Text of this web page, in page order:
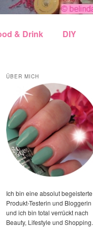
& Drink DIY
ÜBER MICH
Ich bin eine absolut begeisterte
Produkt-Testerin und Bloggerin
und ich bin total verrückt nach
Beauty, Lifestyle und Shopping.